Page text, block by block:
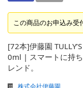
この商品のお申込み受
[72本]伊藤園
0ml | スマートに持
レンド。
株式会社伊藤園